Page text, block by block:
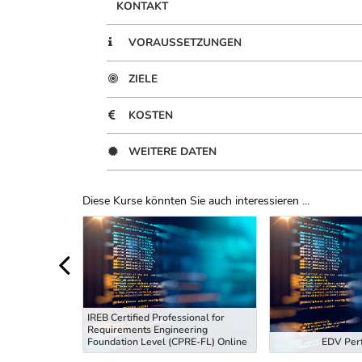
KONTAKT
VORAUSSETZUNGEN
ZIELE
KOSTEN
WEITERE DATEN
Diese Kurse könnten Sie auch interessieren ...
Uber Weiterbildungsvorschläge
IREB Certified Professional for
Requirements Engineering
Foundation Level (CPRE-FL) Online
EDV